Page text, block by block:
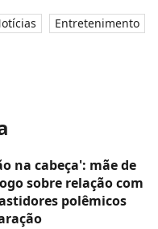
Entretenimento
na cabeça': mãe de
sobre relação com
polêmicos